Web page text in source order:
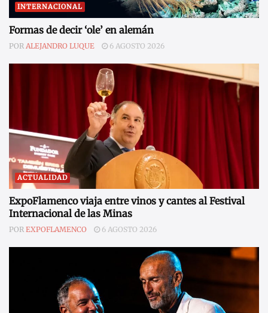
INTERNACIONAL
Formas de decir ‘ole’ en alemán
POR ALEJANDRO LUQUE 6 AGOSTO 2026
ACTUALIDAD
ExpoFlamenco viaja entre vinos y cantes al Festival
Internacional de las Minas
POR EXPOFLAMENCO 6 AGOSTO 2026